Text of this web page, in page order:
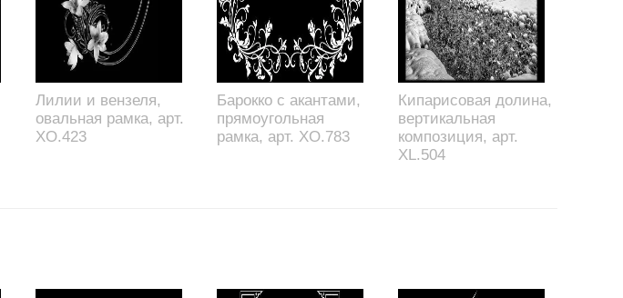
Лилии и вензеля,
овальная рамка, арт.
XO.423
Барокко с акантами,
прямоугольная
рамка, арт. XO.783
Кипарисовая долина,
вертикальная
композиция, арт.
XL.504